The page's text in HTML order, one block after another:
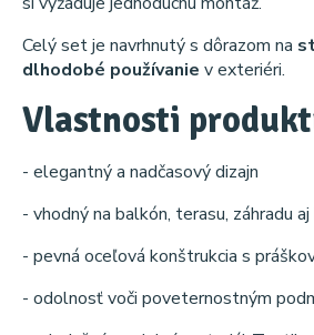
Celý set je navrhnutý s dôrazom na
dlhodobé používanie v exteriéri.
Vlastnosti
- elegantný a nadčasový dizajn
- vhodný na balkón, terasu, záhradu
- pevná oceľová konštrukcia s
- odolnosť voči poveternostným